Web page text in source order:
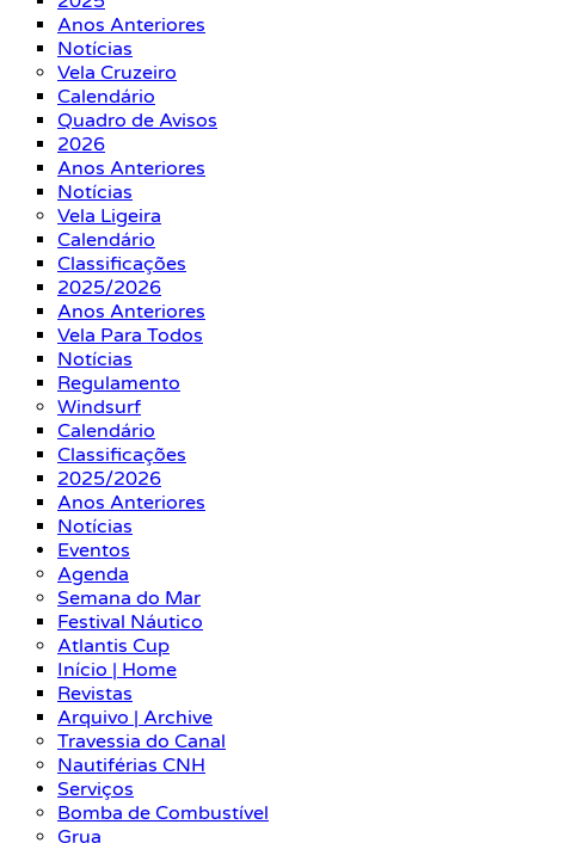
Anos Anteriores
Notícias
Vela Cruzeiro
Calendário
Quadro de Avisos
2026
Anos Anteriores
Notícias
Vela Ligeira
Calendário
Classificações
2025/2026
Anos Anteriores
Vela Para Todos
Notícias
Regulamento
Windsurf
Calendário
Classificações
2025/2026
Anos Anteriores
Notícias
Eventos
Agenda
Semana do Mar
Festival Náutico
Atlantis Cup
Início | Home
Revistas
Arquivo | Archive
Travessia do Canal
Nautiférias CNH
Serviços
Bomba de Combustível
Grua